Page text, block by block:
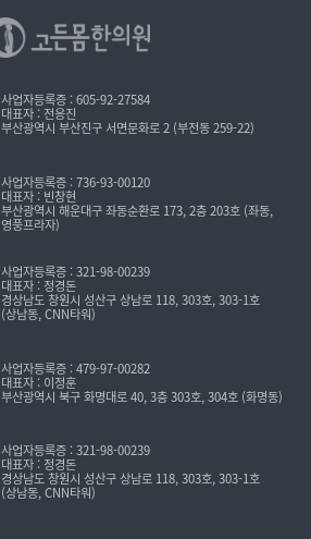
사업자등록증 : 605-92-27584
대표자 : 전응진
부산광역시 부산진구 서면문화로 2 (부전동 259-22)
사업자등록증 : 736-93-00120
대표자 : 빈창현
부산광역시 해운대구 좌동순환로 173, 2층 203호 (좌동,
영풍프라자)
사업자등록증 : 321-98-00239
대표자 : 정경돈
경상남도 창원시 성산구 상남로 118, 303호, 303-1호
(상남동, CNN타워)
사업자등록증 : 479-97-00282
대표자 : 이정훈
부산광역시 북구 화명대로 40, 3층 303호, 304호 (화명동)
사업자등록증 : 321-98-00239
대표자 : 정경돈
경상남도 창원시 성산구 상남로 118, 303호, 303-1호
(상남동, CNN타워)